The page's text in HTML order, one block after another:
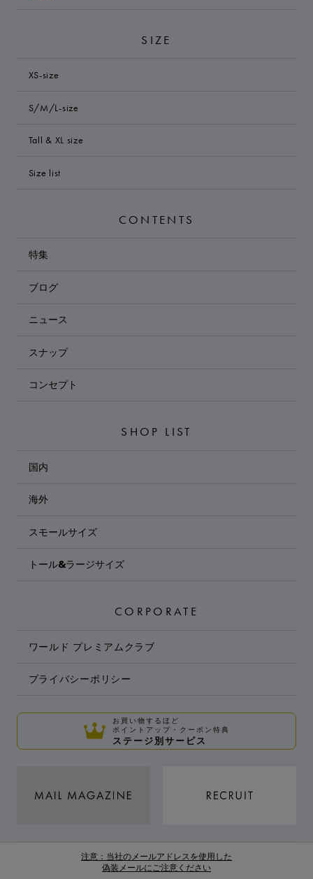
SIZE
XS-size
S/M/L-size
Tall & XL size
Size list
CONTENTS
特集
ブログ
ニュース
スナップ
コンセプト
SHOP LIST
国内
海外
スモールサイズ
トール&ラージサイズ
CORPORATE
ワールド プレミアムクラブ
プライバシーポリシー
お買い物するほど
ポイントアップ・クーポン特典
ステージ別サービス
注意：当社のメールアドレスを使用した
偽装メールにご注意ください